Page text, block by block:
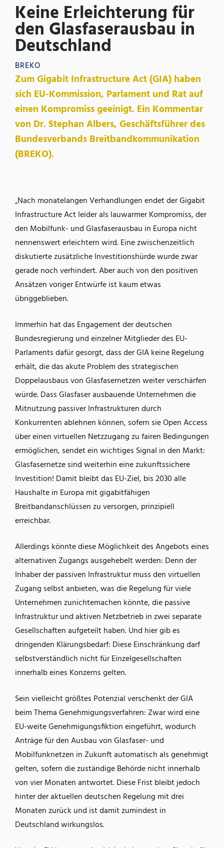
Keine Erleichterung für
den Glasfaserausbau in
Deutschland
BREKO
Zum Gigabit Infrastructure Act (GIA) haben
sich EU-Kommission, Parlament und Rat auf
einen Kompromiss geeinigt. Ein Kommentar
von Dr. Stephan Albers, Geschäftsführer des
Bundesverbands Breitbandkommunikation
(BREKO).
„Nach monatelangen Verhandlungen endet der Gigabit
Infrastructure Act leider als lauwarmer Kompromiss, der
den Mobilfunk- und Glasfaserausbau in Europa nicht
nennenswert erleichtern wird. Eine zwischenzeitlich
diskutierte zusätzliche Investitionshürde wurde zwar
gerade noch verhindert. Aber auch von den positiven
Ansätzen voriger Entwürfe ist kaum etwas
übriggeblieben.
Immerhin hat das Engagement der deutschen
Bundesregierung und einzelner Mitglieder des EU-
Parlaments dafür gesorgt, dass der GIA keine Regelung
erhält, die das akute Problem des strategischen
Doppelausbaus von Glasfasernetzen weiter verschärfen
würde. Dass Glasfaser ausbauende Unternehmen die
Mitnutzung passiver Infrastrukturen durch
Konkurrenten ablehnen können, sofern sie Open Access
über einen virtuellen Netzzugang zu fairen Bedingungen
ermöglichen, sendet ein wichtiges Signal in den Markt:
Glasfasernetze sind weiterhin eine zukunftssichere
Investition! Damit bleibt das EU-Ziel, bis 2030 alle
Haushalte in Europa mit gigabitfähigen
Breitbandanschlüssen zu versorgen, prinzipiell
erreichbar.
Allerdings könnte diese Möglichkeit des Angebots eines
alternativen Zugangs ausgehebelt werden: Denn der
Inhaber der passiven Infrastruktur muss den virtuellen
Zugang selbst anbieten, was die Regelung für viele
Unternehmen zunichtemachen könnte, die passive
Infrastruktur und aktiven Netzbetrieb in zwei separate
Gesellschaften aufgeteilt haben. Und hier gib es
dringenden Klärungsbedarf: Diese Einschränkung darf
selbstverständlich nicht für Einzelgesellschaften
innerhalb eines Konzerns gelten.
Sein vielleicht größtes Potenzial verschenkt der GIA
beim Thema Genehmigungsverfahren: Zwar wird eine
EU-weite Genehmigungsfiktion eingeführt, wodurch
Anträge für den Ausbau von Glasfaser- und
Mobilfunknetzen in Zukunft automatisch als genehmigt
gelten, sofern die zuständige Behörde nicht innerhalb
von vier Monaten antwortet. Diese Frist bleibt jedoch
hinter der aktuellen deutschen Regelung mit drei
Monaten zurück und ist damit zumindest in
Deutschland wirkungslos.